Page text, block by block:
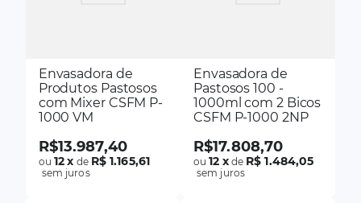
Envasadora de
Produtos Pastosos
com Mixer CSFM P-
1000 VM
R$13.987,40
ou12x de R$ 1.165,61
sem juros
Envasadora de
Pastosos 100 -
1000ml com 2 Bicos
CSFM P-1000 2NP
R$17.808,70
ou12 xde R$ 1.484,05
sem juros